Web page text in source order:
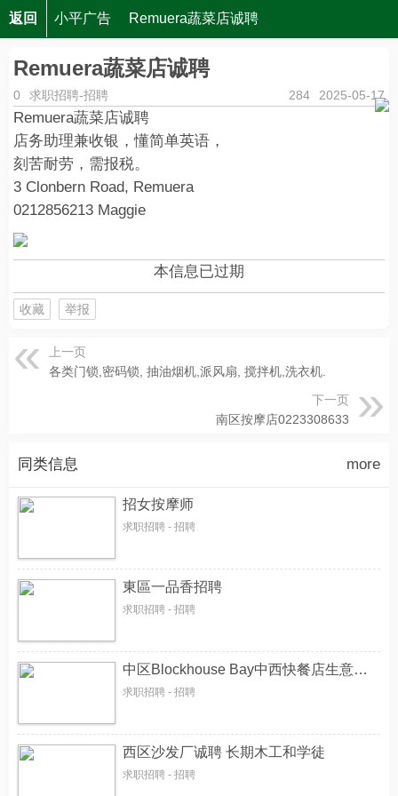
返回 小平广告 Remuera蔬菜店诚聘
Remuera蔬菜店诚聘
0 求职招聘-招聘 284 2025-05-17
Remuera蔬菜店诚聘
店务助理兼收银，懂简单英语，
刻苦耐劳，需报税。
3 Clonbern Road, Remuera
0212856213 Maggie
本信息已过期
收藏 举报
上一页
各类门锁,密码锁, 抽油烟机,派风扇, 搅拌机,洗衣机.
下一页
南区按摩店0223308633
同类信息 more
招女按摩师
求职招聘 - 招聘
東區一品香招聘
求职招聘 - 招聘
中区Blockhouse Bay中西快餐店生意出售
求职招聘 - 招聘
西区沙发厂诚聘 长期木工和学徒
求职招聘 - 招聘